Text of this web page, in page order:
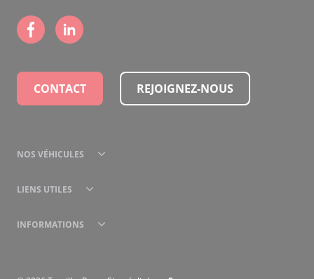
CONTACT REJOIGNEZ-NOUS
NOS VÉHICULES
LIENS UTILES
INFORMATIONS